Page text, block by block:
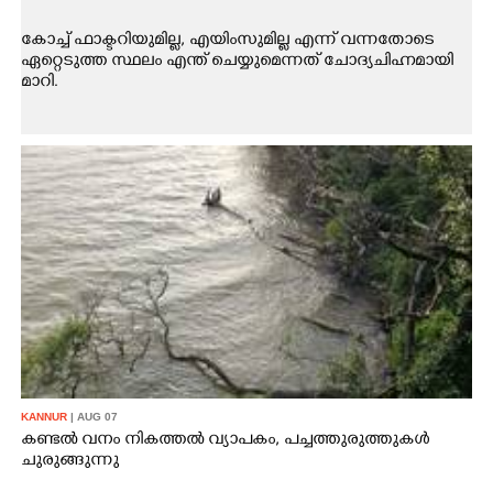
കോച്ച് ഫാക്ടറിയുമില്ല, എയിംസുമില്ല എന്ന് വന്നതോടെ
ഏറ്റെടുത്ത സ്ഥലം എന്ത് ചെയ്യുമെന്നത് ചോദ്യചിഹ്നമായി
മാറി.
KANNUR | AUG 07
കണ്ടൽ വനം നികത്തൽ വ്യാപകം, പച്ചത്തുരുത്തുകൾ
ചുരുങ്ങുന്നു